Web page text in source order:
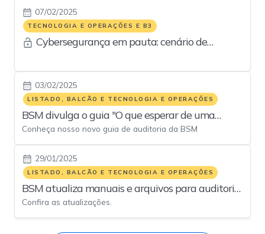
TECNOLOGIA E OPERAÇÕES E B3
07/02/2025
Cybersegurança em pauta: cenário de
reforçada
LISTADO, BALCÃO E TECNOLOGIA E OPERAÇÕES
03/02/2025
BSM divulga o guia "O que esperar de uma
Auditoria"
Conheça nosso novo guia de auditoria da BSM
LISTADO, BALCÃO E TECNOLOGIA E OPERAÇÕES
29/01/2025
BSM atualiza manuais e arquivos para auditoria
2025
Confira as atualizações.